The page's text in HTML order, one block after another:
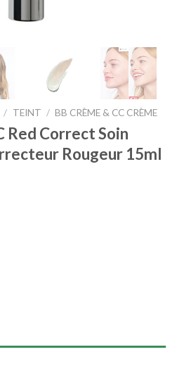
/ TEINT / BB CRÈME & CC CRÈME
Red Correct Soin
Rougeur 15ml